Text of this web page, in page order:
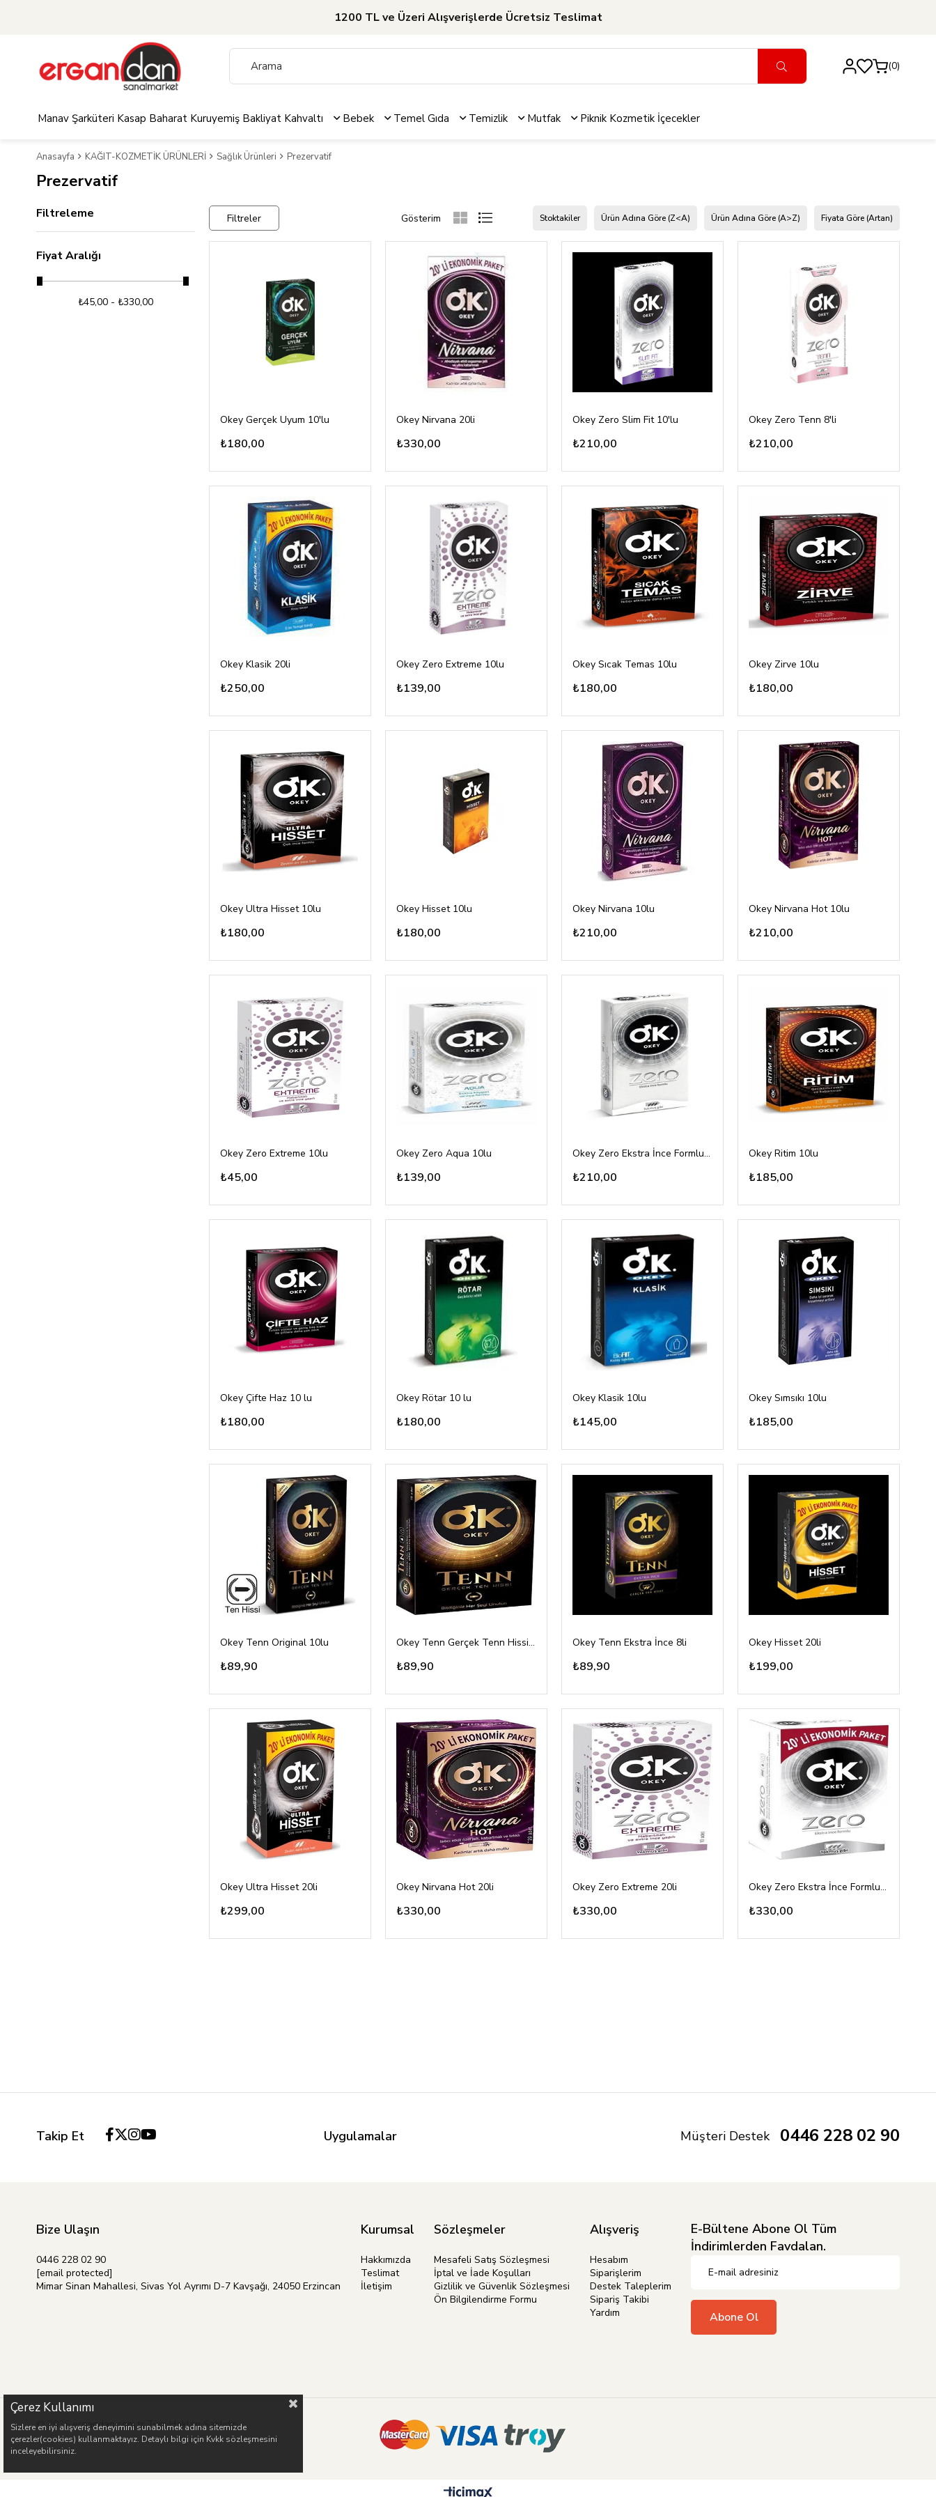
1200 TL ve Üzeri Alışverişlerde Ücretsiz Teslimat
0
Manav Şarküteri Kasap Baharat Kuruyemiş Bakliyat Kahvaltı Bebek Temel Gıda Temizlik Mutfak Piknik Kozmetik İçecekler
Anasayfa KAĞIT-KOZMETİK ÜRÜNLERİ Sağlık Ürünleri Prezervatif
Prezervatif
Filtreleme
Fiyat Aralığı
₺45,00 - ₺330,00
Fiyata Göre (Artan)
Ürün Adına Göre (A>Z)
Ürün Adına Göre (Z<A)
Stoktakiler
Filtreler
Okey Gerçek Uyum 10'lu
₺180,00
Okey Nirvana 20li
₺330,00
Okey Zero Slim Fit 10'lu
₺210,00
Okey Zero Tenn 8'li
₺210,00
Okey Klasik 20li
₺250,00
Okey Zero Extreme 10lu
₺139,00
Okey Sıcak Temas 10lu
₺180,00
Okey Zirve 10lu
₺180,00
Okey Ultra Hisset 10lu
₺180,00
Okey Hisset 10lu
₺180,00
Okey Nirvana 10lu
₺210,00
Okey Nirvana Hot 10lu
₺210,00
Okey Zero Extreme 10lu
₺45,00
Okey Zero Aqua 10lu
₺139,00
Okey Zero Ekstra İnce Formlu 10lu
₺210,00
Okey Ritim 10lu
₺185,00
Okey Çifte Haz 10 lu
₺180,00
Okey Rötar 10 lu
₺180,00
Okey Klasik 10lu
₺145,00
Okey Sımsıkı 10lu
₺185,00
Okey Tenn Original 10lu
₺89,90
Okey Tenn Gerçek Tenn Hissi 10lu
₺89,90
Okey Tenn Ekstra İnce 8li
₺89,90
Okey Hisset 20li
₺199,00
Okey Ultra Hisset 20li
₺299,00
Okey Nirvana Hot 20li
₺330,00
Okey Zero Extreme 20li
₺330,00
Okey Zero Ekstra İnce Formlu 20li
₺330,00
Takip Et Uygulamalar Müşteri Destek 0446 228 02 90
Bize Ulaşın
0446 228 02 90
[email protected]
Mimar Sinan Mahallesi, Sivas Yol Ayrımı D-7 Kavşağı, 24050 Erzincan
Kurumsal
Hakkımızda
Teslimat
İletişim
Sözleşmeler
Mesafeli Satış Sözleşmesi
İptal ve İade Koşulları
Gizlilik ve Güvenlik Sözleşmesi
Ön Bilgilendirme Formu
Alışveriş
Hesabım
Siparişlerim
Destek Taleplerim
Sipariş Takibi
Yardım
E-Bültene Abone Ol Tüm
İndirimlerden Favdalan.
Abone Ol
© 2026 ergandan.com.tr Tüm Hakları Saklıdır.
Çerez Kullanımı
Sizlere en iyi alışveriş deneyimini sunabilmek adına sitemizde
çerezler(cookies) kullanmaktayız. Detaylı bilgi için Kvkk sözleşmesini
inceleyebilirsiniz.